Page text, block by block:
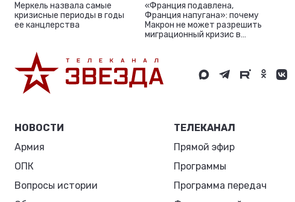
Меркель назвала самые
кризисные периоды в годы
ее канцлерства
«Франция подавлена,
Франция напугана»: почему
Макрон не может разрешить
миграционный кризис в
НОВОСТИ
Армия
ОПК
Вопросы истории
ТЕЛЕКАНАЛ
Прямой эфир
Программы
Программа передач